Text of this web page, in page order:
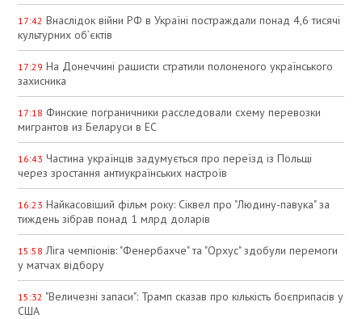
17:42 Внаслідок війни РФ в Україні постраждали понад 4,6 тисячі
культурних об’єктів
17:29 На Донеччині рашисти стратили полоненого українського
захисника
17:18 Финские пограничники расследовали схему перевозки
мигрантов из Беларуси в ЕС
16:43 Частина українців задумується про переїзд із Польщі
через зростання антиукраїнських настроїв
16:23 Найкасовіший фільм року: Сіквел про "Людину-павука" за
тиждень зібрав понад 1 млрд доларів
15:58 Ліга чемпіонів: "Фенербахче" та "Орхус" здобули перемоги
у матчах відбору
15:32 "Величезні запаси": Трамп сказав про кількість боєприпасів у
США